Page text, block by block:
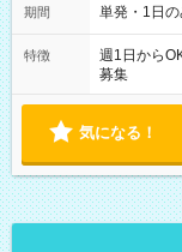
期間 単発・1日
特徴
週1日から
募集
気になる！